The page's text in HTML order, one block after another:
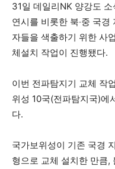
31일 데일리NK 양강도
연시를 비롯한 북‧중 국
자들을 색출하기 위한 사
체설치 작업이 진행됐다.
이번 전파탐지기 교체 작
위성 10국(전파탐지국)에
다.
국가보위성이 기존 국경
형으로 교체 설치한 만큼,